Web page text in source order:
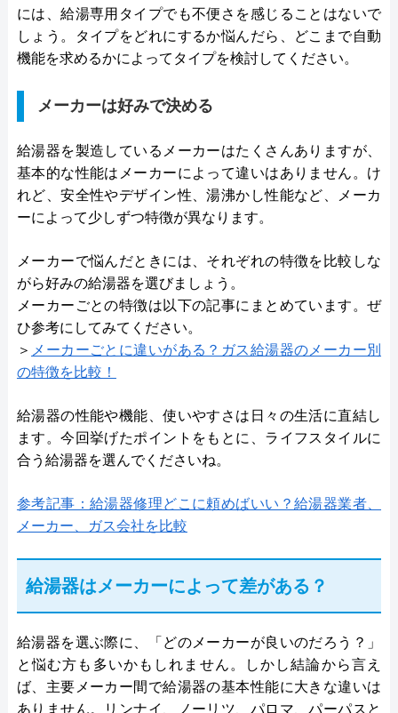
には、給湯専用タイプでも不便さを感じることはないで
しょう。タイプをどれにするか悩んだら、どこまで自動
機能を求めるかによってタイプを検討してください。
メーカーは好みで決める
給湯器を製造しているメーカーはたくさんありますが、
基本的な性能はメーカーによって違いはありません。け
れど、安全性やデザイン性、湯沸かし性能など、メーカ
ーによって少しずつ特徴が異なります。
メーカーで悩んだときには、それぞれの特徴を比較しな
がら好みの給湯器を選びましょう。
メーカーごとの特徴は以下の記事にまとめています。ぜ
ひ参考にしてみてください。
＞ メーカーごとに違いがある？ガス給湯器のメーカー別
の特徴を比較！
給湯器の性能や機能、使いやすさは日々の生活に直結し
ます。今回挙げたポイントをもとに、ライフスタイルに
合う給湯器を選んでくださいね。
参考記事：給湯器修理どこに頼めばいい？給湯器業者、
メーカー、ガス会社を比較
給湯器はメーカーによって差がある？
給湯器を選ぶ際に、「どのメーカーが良いのだろう？」
と悩む方も多いかもしれません。しかし結論から言え
ば、主要メーカー間で給湯器の基本性能に大きな違いは
ありません。リンナイ、ノーリツ、パロマ、パーパスと